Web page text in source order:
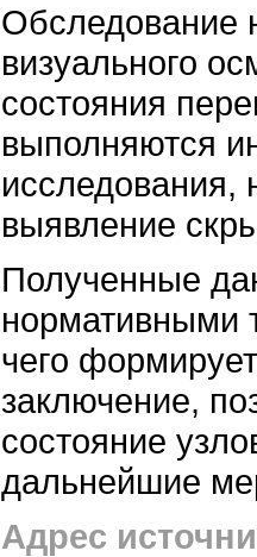
Обследование
визуального
состояния
выполняются
исследования,
выявление
Полученные
нормативными
чего
заключение,
состояние
дальнейшие
Адрес